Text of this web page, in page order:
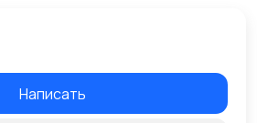
Написать